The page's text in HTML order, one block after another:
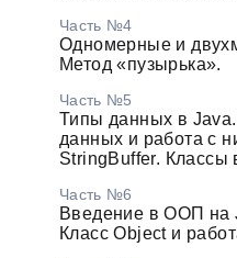
Часть №4
Одномерные и
Метод «пузырька».
Часть №5
Типы данных в
данных и работа с
StringBuffer. Классы
Часть №6
Введение в ООП на
Класс Object и